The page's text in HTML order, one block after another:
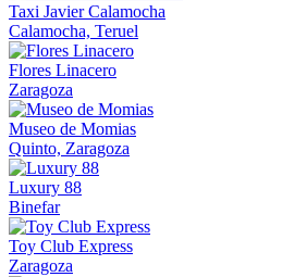
Taxi Javier Calamocha
Calamocha, Teruel
Flores Linacero
Zaragoza
Museo de Momias
Quinto, Zaragoza
Luxury 88
Binefar
Toy Club Express
Zaragoza